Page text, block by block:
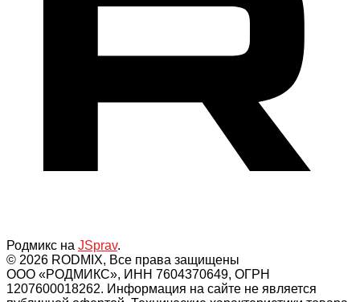
Родмикс на JSprav.
© 2026 RODMIX, Все права защищены
ООО «РОДМИКС», ИНН 7604370649, ОГРН
1207600018262. Информация на сайте не является